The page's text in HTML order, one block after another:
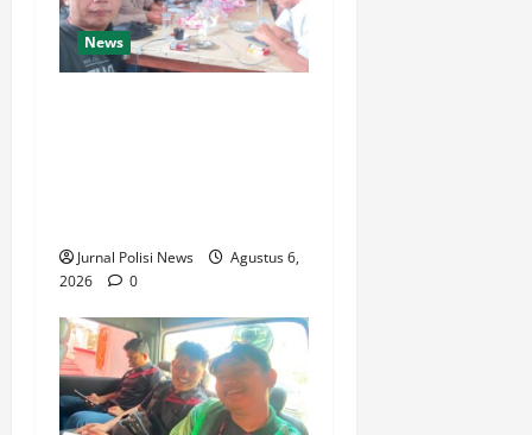
News
Jurnal Polisi News
Agustus 6,
2026
0